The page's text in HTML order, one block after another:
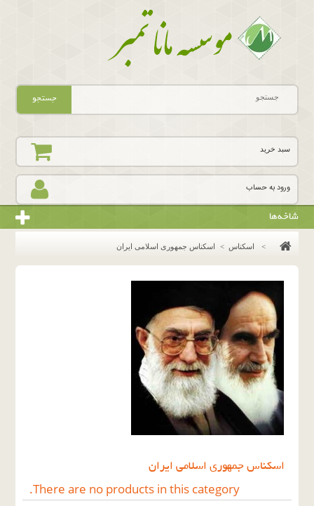
ورود به حساب
سبد خرید
جستجو
شاخه‌ها
> اسکناس > اسکناس جمهوری اسلامی ایران
اسکناس جمهوری اسلامی ایران
There are no products in this category.